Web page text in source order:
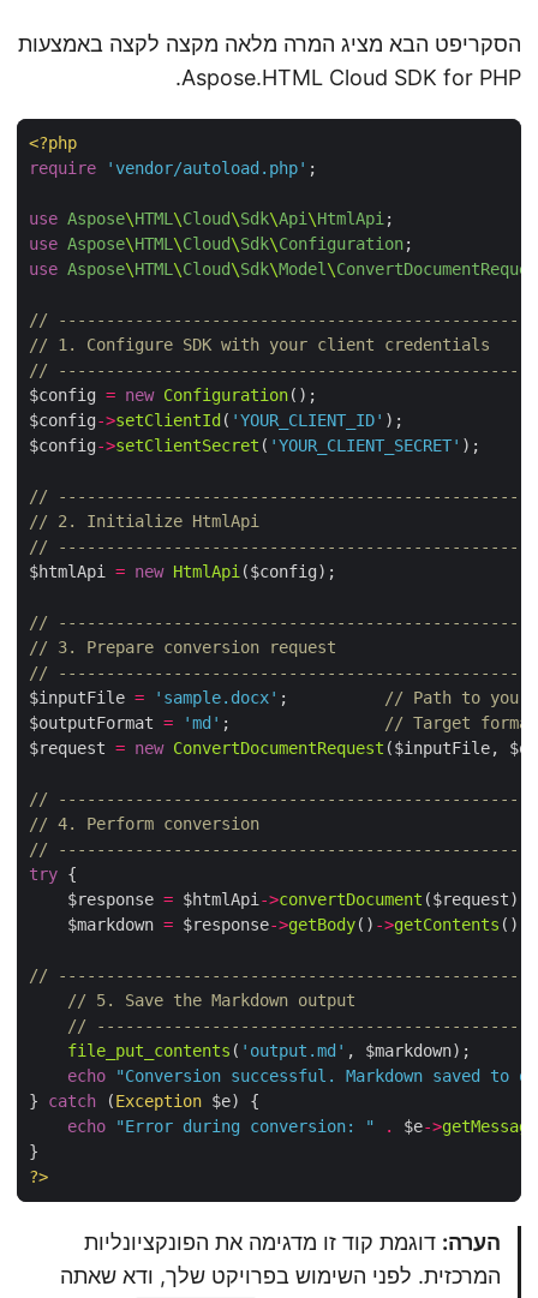
הסקריפט הבא מציג המרה מלאה מקצה לקצה באמצעות
Aspose.HTML Cloud SDK for PHP.
<?php
require
'vendor/autoload.php'
use Aspose\HTML\Cloud\Sdk\Api\HtmlApi
use Aspose\HTML\Cloud\Sdk\Configuration
use Aspose\HTML\Cloud\Sdk\Model\
//
// 1. Configure SDK with your client credentials
//
$config = new Configuration
$config->setClientId ('YOUR_CLIENT_ID'
$config->setClientSecret ('YOUR_CLIENT_SECRET'
//
// 2. Initialize HtmlApi
//
$htmlApi = new HtmlApi
//
// 3. Prepare conversion request
//
$inputFile
'sample.docx' ; // Path to
$outputFormat
'md' ; // Target
$request = new ConvertDocumentRequest
//
// 4. Perform conversion
//
try
    $response
= $htmlApi->convertDocument
    $markdown
= $response->getBody ()->getContents
//
// 5. Save the Markdown output
//
file_put_contents ('output.md'
echo
"Conversion successful. Markdown saved to
} catch (Exception
echo
"Error during conversion: " . $e->
?>
הערה:דוגמת קוד זו מדגימה את הפונקציונליות
המרכזית. לפני השימוש בפרויקט שלך, ודא שאתה